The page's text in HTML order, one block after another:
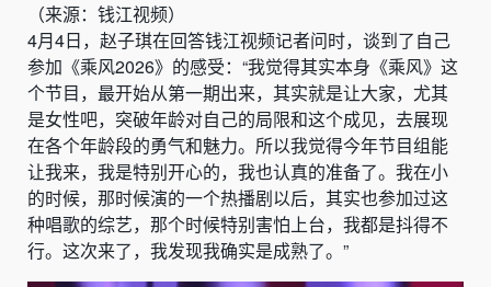
（来源：钱江视频）
4月4日， 赵子琪在回答钱江视频记者问时，谈到了自己
参加《乘风2026》的感受：“我觉得其实本身《乘风》这
个节目，最开始从第一期出来，其实就是让大家，尤其
是女性吧，突破年龄对自己的局限和这个成见，去展现
在各个年龄段的勇气和魅力。所以我觉得今年节目组能
让我来，我是特别开心的，我也认真的准备了。我在小
的时候，那时候演的一个热播剧以后，其实也参加过这
种唱歌的综艺，那个时候特别害怕上台，我都是抖得不
行。这次来了，我发现我确实是成熟了。”